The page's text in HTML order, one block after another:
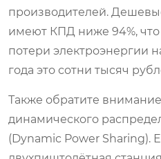
производителей.
имеют КПД ниже 94%,
потери электроэнергии
года это сотни тысяч
Также обратите
динамического
(Dynamic Power Sharing).